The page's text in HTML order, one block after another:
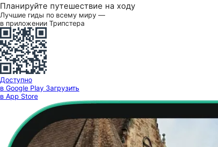
Планируйте путешествие на ходу
Лучшие гиды по всему миру —
в приложении Трипстера
Доступно
в Google Play Загрузить
в App Store